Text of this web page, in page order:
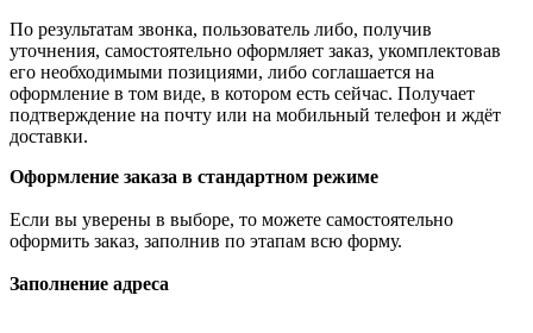
По результатам звонка, пользователь либо, получив
уточнения, самостоятельно оформляет заказ, укомплектовав
его необходимыми позициями, либо соглашается на
оформление в том виде, в котором есть сейчас. Получает
подтверждение на почту или на мобильный телефон и ждёт
доставки.
Оформление заказа в стандартном режиме
Если вы уверены в выборе, то можете самостоятельно
оформить заказ, заполнив по этапам всю форму.
Заполнение адреса